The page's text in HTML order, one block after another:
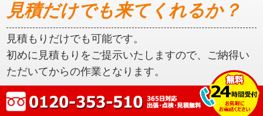
見積だけでも来てくれるか？
見積もりだけでも可能です。
初めに見積もりをご提示いたしますので、ご納得い
ただいてからの作業となります。
大阪府堺市堺区緑ヶ丘南町